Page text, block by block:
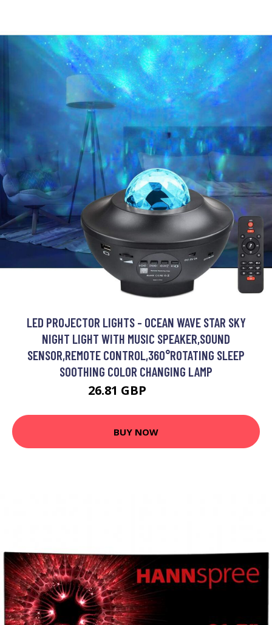
LED PROJECTOR LIGHTS - OCEAN WAVE STAR SKY
NIGHT LIGHT WITH MUSIC SPEAKER,SOUND
SENSOR,REMOTE CONTROL,360°ROTATING SLEEP
SOOTHING COLOR CHANGING LAMP
26.81 GBP
BUY NOW